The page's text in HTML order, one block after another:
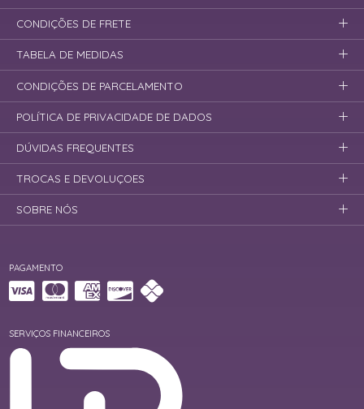
PAGAMENTO
SERVIÇOS FINANCEIROS
CONDIÇÕES DE FRETE
TABELA DE MEDIDAS
CONDIÇÕES DE PARCELAMENTO
POLÍTICA DE PRIVACIDADE DE DADOS
DÚVIDAS FREQUENTES
TROCAS E DEVOLUÇOES
SOBRE NÓS